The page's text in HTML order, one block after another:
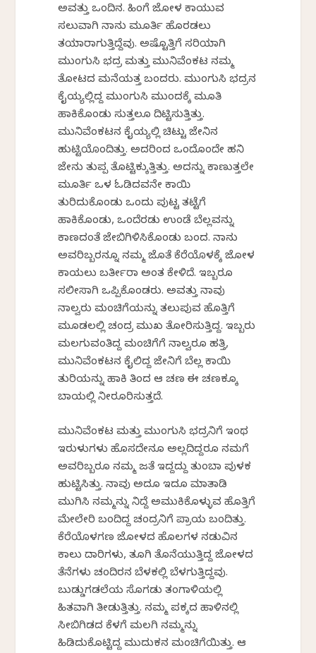
ಅವತ್ತು ಒಂದಿನ. ಹಿಂಗೆ ಜೋಳ ಕಾಯುವ
ಸಲುವಾಗಿ ನಾನು ಮೂರ್ತಿ ಹೊರಡಲು
ತಯಾರಾಗುತ್ತಿದ್ದೆವು. ಅಷ್ಟೊತ್ತಿಗೆ ಸರಿಯಾಗಿ
ಮುಂಗುಸಿ ಭದ್ರ ಮತ್ತು ಮುನಿವೆಂಕಟ ನಮ್ಮ
ತೋಟದ ಮನೆಯತ್ತ ಬಂದರು. ಮುಂಗುಸಿ ಭದ್ರನ
ಕೈಯ್ಯಲ್ಲಿದ್ದ ಮುಂಗುಸಿ ಮುಂದಕ್ಕೆ ಮೂತಿ
ಹಾಕಿಕೊಂಡು ಸುತ್ತಲೂ ದಿಟ್ಟಿಸುತ್ತಿತ್ತು.
ಮುನಿವೆಂಕಟನ ಕೈಯ್ಯಲ್ಲಿ ಚಿಟ್ಟು ಜೇನಿನ
ಹುಟ್ಟಿಯೊಂದಿತ್ತು. ಅದರಿಂದ ಒಂದೊಂದೇ ಹನಿ
ಜೇನು ತುಪ್ಪ ತೊಟ್ಟಿಕ್ಕುತ್ತಿತ್ತು. ಅದನ್ನು ಕಾಣುತ್ತಲೇ
ಮೂರ್ತಿ ಒಳ ಓಡಿದವನೇ ಕಾಯಿ
ತುರಿದುಕೊಂಡು ಒಂದು ಪುಟ್ಟ ತಟ್ಟೆಗೆ
ಹಾಕಿಕೊಂಡು, ಒಂದೆರಡು ಉಂಡೆ ಬೆಲ್ಲವನ್ನು
ಕಾಣದಂತೆ ಜೇಬಿಗಿಳಿಸಿಕೊಂಡು ಬಂದ. ನಾನು
ಅವರಿಬ್ಬರನ್ನೂ ನಮ್ಮ ಜೊತೆ ಕೆರೆಯೊಳಕ್ಕೆ ಜೋಳ
ಕಾಯಲು ಬರ್ತೀರಾ ಅಂತ ಕೇಳಿದೆ. ಇಬ್ಬರೂ
ಸಲೀಸಾಗಿ ಒಪ್ಪಿಕೊಂಡರು. ಅವತ್ತು ನಾವು
ನಾಲ್ವರು ಮಂಚಿಗೆಯನ್ನು ತಲುಪುವ ಹೊತ್ತಿಗೆ
ಮೂಡಲಲ್ಲಿ ಚಂದ್ರ ಮುಖ ತೋರಿಸುತ್ತಿದ್ದ. ಇಬ್ಬರು
ಮಲಗುವಂತಿದ್ದ ಮಂಚಿಗೆಗೆ ನಾಲ್ವರೂ ಹತ್ತಿ,
ಮುನಿವೆಂಕಟನ ಕೈಲಿದ್ದ ಜೇನಿಗೆ ಬೆಲ್ಲ ಕಾಯಿ
ತುರಿಯನ್ನು ಹಾಕಿ ತಿಂದ ಆ ಚಣ ಈ ಚಣಕ್ಕೂ
ಬಾಯಲ್ಲಿ ನೀರೂರಿಸುತ್ತದೆ.
ಮುನಿವೆಂಕಟ ಮತ್ತು ಮುಂಗುಸಿ ಭದ್ರನಿಗೆ ಇಂಥ
ಇರುಳುಗಳು ಹೊಸದೇನೂ ಅಲ್ಲದಿದ್ದರೂ ನಮಗೆ
ಅವರಿಬ್ಬರೂ ನಮ್ಮ ಜತೆ ಇದ್ದದ್ದು ತುಂಬಾ ಪುಳಕ
ಹುಟ್ಟಿಸಿತ್ತು. ನಾವು ಅದೂ ಇದೂ ಮಾತಾಡಿ
ಮುಗಿಸಿ ನಮ್ಮನ್ನು ನಿದ್ದೆ ಅಮುಕಿಕೊಳ್ಳುವ ಹೊತ್ತಿಗೆ
ಮೇಲೇರಿ ಬಂದಿದ್ದ ಚಂದ್ರನಿಗೆ ಪ್ರಾಯ ಬಂದಿತ್ತು.
ಕೆರೆಯೊಳಗಣ ಜೋಳದ ಹೊಲಗಳ ನಡುವಿನ
ಕಾಲು ದಾರಿಗಳು, ತೂಗಿ ತೊನೆಯುತ್ತಿದ್ದ ಜೋಳದ
ತೆನೆಗಳು ಚಂದಿರನ ಬೆಳಕಲ್ಲಿ ಬೆಳಗುತ್ತಿದ್ದವು.
ಬುಡ್ಡುಗಡಲೆಯ ಸೊಗಡು ತಂಗಾಳಿಯಲ್ಲಿ
ಹಿತವಾಗಿ ತೀಡುತ್ತಿತ್ತು. ನಮ್ಮ ಪಕ್ಕದ ಹಾಳಿನಲ್ಲಿ
ಸೀಬಿಗಿಡದ ಕೆಳಗೆ ಮಲಗಿ ನಮ್ಮನ್ನು
ಹಿಡಿದುಕೊಟ್ಟಿದ್ದ ಮುದುಕನ ಮಂಚಿಗೆಯಿತ್ತು. ಆ